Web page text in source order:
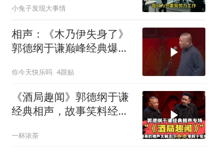
职
小兔子发现大事情
相声：《木乃伊失身了》
郭德纲于谦巅峰经典爆笑
你今天快乐吗 4跟贴
《酒局趣闻》郭德纲于谦
经典相声，故事笑料经典
一杯浓茶